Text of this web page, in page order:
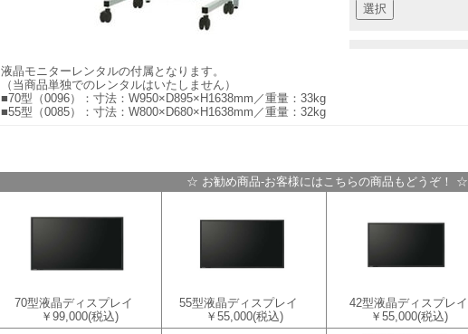
液晶モニターレンタルの付属となります。
（当商品単独でのレンタルはいたしません）
■70型（0096）：寸法：W950×D895×H1638mm／重量：33kg
■55型（0085）：寸法：W800×D680×H1638mm／重量：32kg
☆ お勧め商品-お客様にはこちらの商品もどうぞ！ ☆
70型液晶ディスプレイ
￥99,000(税込)
55型液晶ディスプレイ
￥55,000(税込)
42型液晶ディスプレイ
￥55,000(税込)